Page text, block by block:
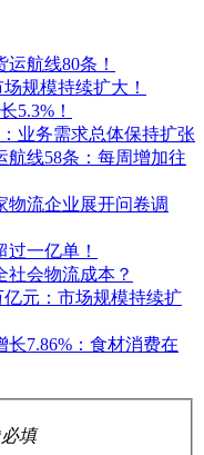
航线80条！
规模持续扩大！
5.3%！
业务需求总体保持扩张
线58条：每周增加往
物流企业展开问卷调
一亿单！
社会物流成本？
元：市场规模持续扩
长7.86%：食材消费在
填